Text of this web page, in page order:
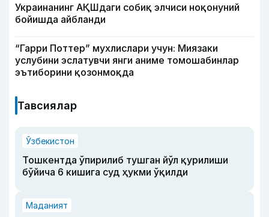
Украинанинг АҚШдаги собиқ элчиси ноқонуний
бойишда айбланди
“Гарри Поттер” мухлислари учун: Миязаки
услубини эслатувчи янги аниме томошабинлар
эътиборини қозонмоқда
Тавсиялар
Ўзбекистон
Тошкентда ўпирилиб тушган йўл қурилиши
бўйича 6 кишига суд ҳукми ўқилди
Маданият